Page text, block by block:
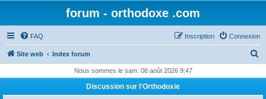
forum - orthodoxe .com
FAQ Connexion
Inscription
Site web Index forum
h
Nous sommes le sam. 08 août 2026 9:47
Discussion sur l'Orthodoxie